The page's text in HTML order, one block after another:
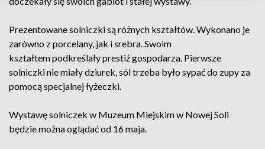
Prezentowane solniczki są różnych kształtów. Wykonano je
zarówno z porcelany, jak i srebra. Swoim
kształtem podkreślały prestiż gospodarza. Pierwsze
solniczki nie miały dziurek, sól trzeba było sypać do zupy za
pomocą specjalnej łyżeczki.
Wystawę solniczek w Muzeum Miejskim w Nowej Soli
będzie można oglądać od 16 maja.